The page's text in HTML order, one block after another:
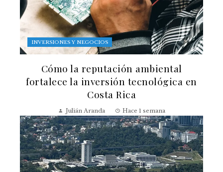
INVERSIONES Y NEGOCIOS
Cómo la reputación ambiental
fortalece la inversión tecnológica en
Costa Rica
Julián Aranda Hace 1 semana